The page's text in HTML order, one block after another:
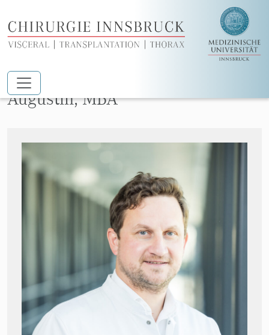
Zum Hauptinhalt springen
Assoz. Prof. Priv.-Doz. Dr. Florian
Augustin, MBA